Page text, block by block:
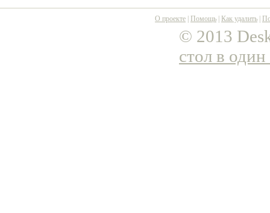
О проекте Помощь Как удалить
© 2013
стол в